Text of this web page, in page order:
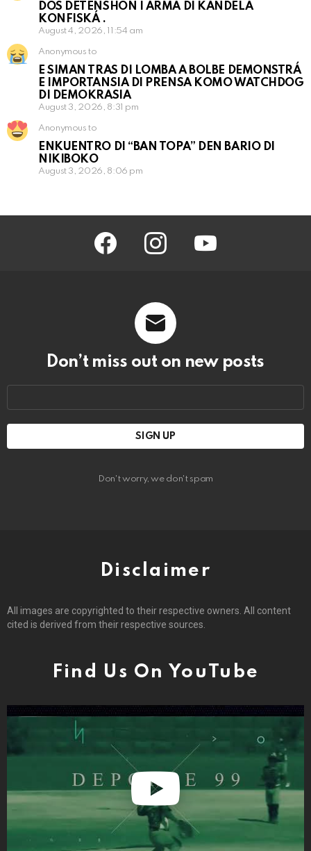
DOS DETENSHON I ARMA DI KANDELA
KONFISKÁ .
August 4, 2026, 11:54 am
Anonymous to
E SIMAN TRAS DI LOMBA A BOLBE DEMONSTRÁ
E IMPORTANSIA DI PRENSA KOMO WATCHDOG
DI DEMOKRASIA
August 3, 2026, 8:31 pm
Anonymous to
ENKUENTRO DI “BAN TOPA” DEN BARIO DI
NIKIBOKO
August 3, 2026, 8:06 pm
facebook instagram youtube
Don’t miss out on new posts
Don't worry, we don't spam
Disclaimer
All images are copyrighted to their respective owners. All content
cited is derived from their respective sources.
Find Us On YouTube